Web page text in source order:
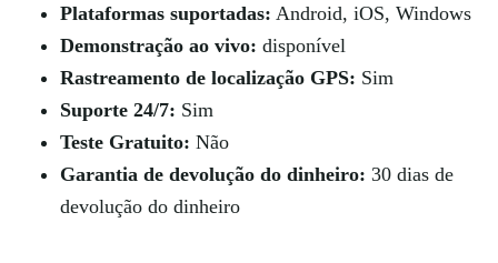
Plataformas suportadas: Android, iOS, Windows
Demonstração ao vivo: disponível
Rastreamento de localização GPS: Sim
Suporte 24/7: Sim
Teste Gratuito: Não
Garantia de devolução do dinheiro: 30 dias de
devolução do dinheiro